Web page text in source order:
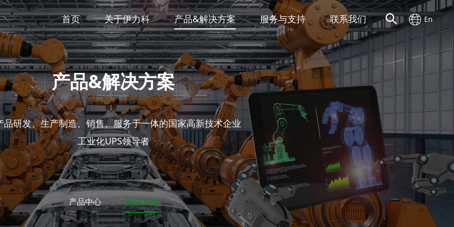
En
首页 关于伊力科 产品&解决方案 服务与支持 联系我们
产品&解决方案
品研发、生产制造、销售、服务于一体的国家高新技术企业
工业化UPS领导者
产品中心 解决方案